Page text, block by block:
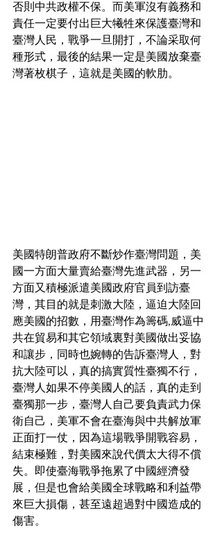
否則中共政權不保。而美軍沒有義務和
責任一定要付出巨大犧牲來保護臺灣和
臺灣人民，戰爭一旦開打，不論采取何
種形式，最後的結果一定是美國放棄臺
灣著枚棋子，這就是美國的軟肋。
美國特朗普政府不斷炒作臺灣問題，美
國一方面大量賣給臺灣先進武器，另一
方面又積極派遣美國政府官員到訪臺
灣，其目的就是刺激大陸，逼迫大陸回
應美國的招數，用臺灣作為籌碼,威逼中
共在貿易和其它領域裏對美國做出妥協
和讓步，同時也婉轉的告訴臺灣人，對
抗大陸可以，真的搞實質性臺獨不行，
臺灣人如果不停美國人的話，真的走到
臺獨那一步，臺灣人自己要負責武力保
衛自己，美軍不會在臺海與中共解放軍
正面打一仗，因為這場戰爭開戰容易，
結束極難，對美國來說代價太大得不償
失。即使臺海戰爭拖累了中國經濟發
展，但是也會給美國全球戰略和利益帶
來巨大損傷，甚至遠超過對中國造成的
傷害。